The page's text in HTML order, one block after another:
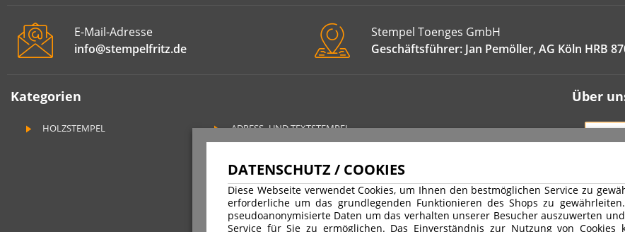
DATENSCHUTZ / COOKIES
Diese Webseite verwendet Cookies, um Ihnen den bestmöglichen Service zu
erforderliche um das grundlegenden Funktionieren des Shops zu
pseudoanonymisierte Daten um das verhalten unserer Besucher auszuwerten
Service für Sie zu ermöglichen. Das Einverständnis zur Nutzung von Cookies
E-Mail-Adresse
info@stempelfritz.de
Stempel Toenges GmbH
Geschäftsführer: Jan Pemöller, AG Köln HRB
Kategorien
HOLZSTEMPEL ADRESS- UND TEXTSTEMPEL
Über
AGB